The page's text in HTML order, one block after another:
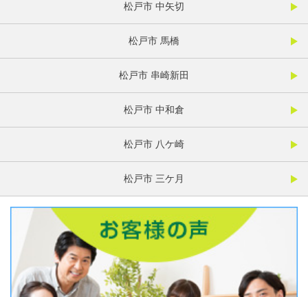
松戸市 中矢切
松戸市 馬橋
松戸市 串崎新田
松戸市 中和倉
松戸市 八ケ崎
松戸市 三ケ月